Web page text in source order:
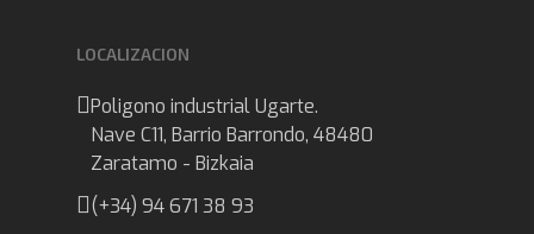
LOCALIZACION
Poligono industrial Ugarte.
Nave C11, Barrio Barrondo, 48480
Zaratamo - Bizkaia
(+34) 94 671 38 93